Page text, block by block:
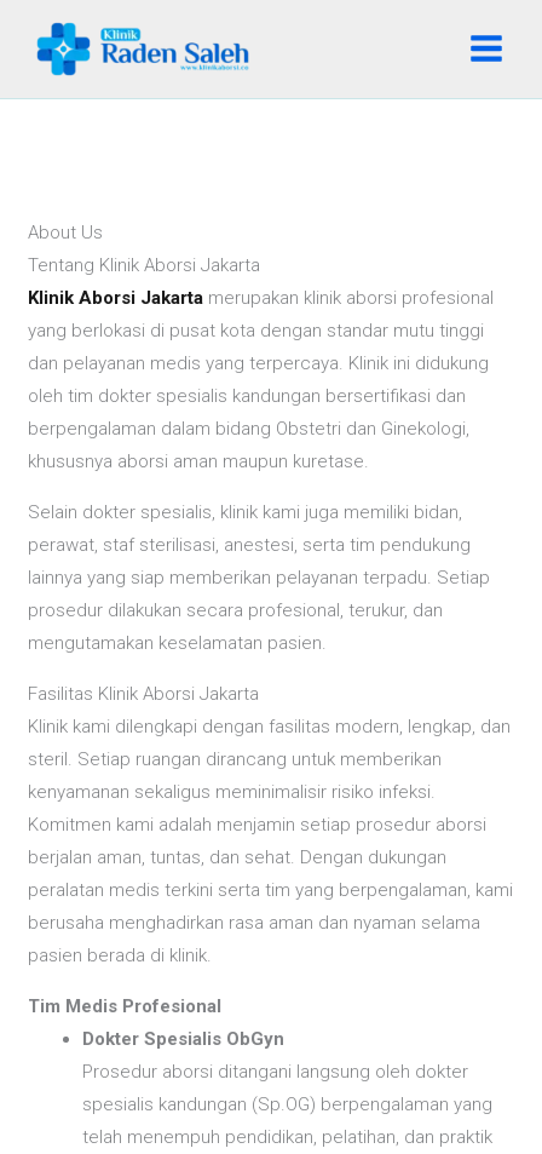
konten
About Us
Tentang Klinik Aborsi Jakarta
Klinik Aborsi Jakarta merupakan klinik aborsi profesional
yang berlokasi di pusat kota dengan standar mutu tinggi
dan pelayanan medis yang terpercaya. Klinik ini didukung
oleh tim dokter spesialis kandungan bersertifikasi dan
berpengalaman dalam bidang Obstetri dan Ginekologi,
khususnya aborsi aman maupun kuretase.
Selain dokter spesialis, klinik kami juga memiliki bidan,
perawat, staf sterilisasi, anestesi, serta tim pendukung
lainnya yang siap memberikan pelayanan terpadu. Setiap
prosedur dilakukan secara profesional, terukur, dan
mengutamakan keselamatan pasien.
Fasilitas Klinik Aborsi Jakarta
Klinik kami dilengkapi dengan fasilitas modern, lengkap, dan
steril. Setiap ruangan dirancang untuk memberikan
kenyamanan sekaligus meminimalisir risiko infeksi.
Komitmen kami adalah menjamin setiap prosedur aborsi
berjalan aman, tuntas, dan sehat. Dengan dukungan
peralatan medis terkini serta tim yang berpengalaman, kami
berusaha menghadirkan rasa aman dan nyaman selama
pasien berada di klinik.
Tim Medis Profesional
Dokter Spesialis ObGyn
Prosedur aborsi ditangani langsung oleh dokter
spesialis kandungan (Sp.OG) berpengalaman yang
telah menempuh pendidikan, pelatihan, dan praktik